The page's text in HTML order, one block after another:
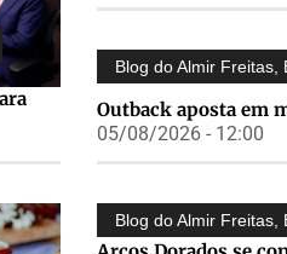
Blog do Almir Freitas
Outback aposta em
05/08/2026 - 12:00
Blog do Almir Freitas